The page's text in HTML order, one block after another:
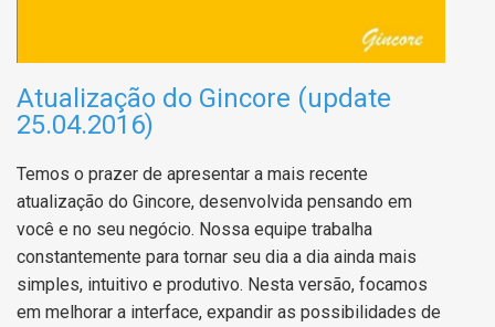
Atualização do Gincore (update
25.04.2016)
Temos o prazer de apresentar a mais recente
atualização do Gincore, desenvolvida pensando em
você e no seu negócio. Nossa equipe trabalha
constantemente para tornar seu dia a dia ainda mais
simples, intuitivo e produtivo. Nesta versão, focamos
em melhorar a interface, expandir as possibilidades de